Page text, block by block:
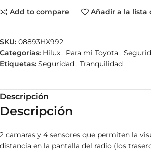
Add to compare
Añadir a la lista
SKU: 08893HX992
Categorías: Hilux, Para mi Toyota,
Etiquetas: Seguridad, Tranquilidad
Descripción
Descripción
2 camaras y 4 sensores que permiten la
distancia en la pantalla del radio (los